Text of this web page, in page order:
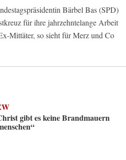
Bärbel Bas (SPD)
für ihre jahrzehntelange Arbeit
Mittäter, so sieht für Merz und Co
gibt es keine Brandmauern